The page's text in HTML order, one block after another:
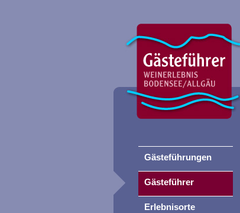
Gästeführungen
Gästeführer
Erlebnisorte